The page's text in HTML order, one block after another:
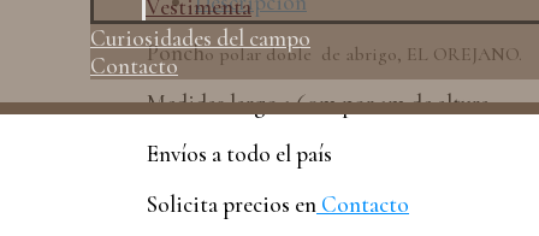
Vestimenta
Curiosidades del campo
ContactoPoncho polar doble de abrigo, EL OREJANO.
Medidas largo 1.60m por 1m de altura
Envíos a todo el país
Solicita precios en Contacto